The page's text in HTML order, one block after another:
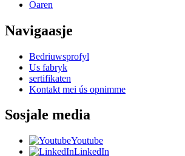
Oaren
Navigaasje
Bedriuwsprofyl
Us fabryk
sertifikaten
Kontakt mei ús opnimme
Sosjale media
Youtube
LinkedIn